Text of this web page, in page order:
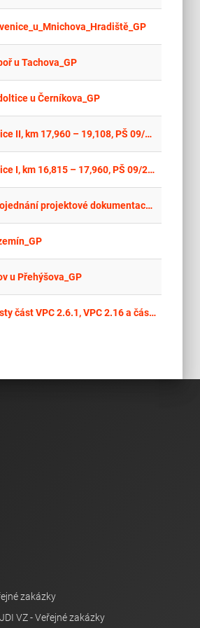
u Tachova_GP
u Černíkova_GP
Opavice – Hynčice II, km 17,960 – 19,108, PŠ 09/2024, stavba č. 8047 - projektová dokumentace
Opavice – Hynčice I, km 16,815 – 17,960, PŠ 09/2024, stavba č. 8046 - projektová dokumentace
Zpracování a projednání projektové dokumentace na zhotovení stavby „Komunitní DZR Suchohrdly
u Přehýšova_GP
Stavba polní cesty část VPC 2.6.1, VPC 2.16 a část VPC 2.5.1 v k.ú. Olešná u Radnic / 2
zakázky
VZ - Veřejné zakázky